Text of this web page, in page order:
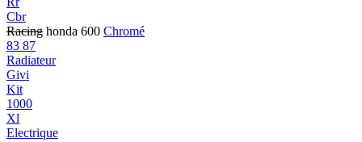
Cbr
Racing honda 600 Chromé
83 87
Radiateur
Givi
Kit
1000
Xl
Electrique